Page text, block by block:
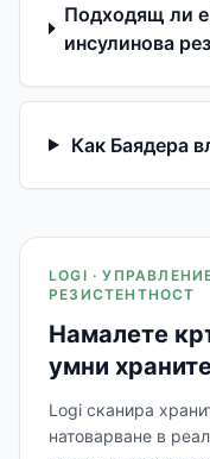
Подходящ ли е
инсулинова
Как Баядера
LOGI ·
РЕЗИСТЕНТНОСТ
Намалете
умни
Logi сканира
натоварване в